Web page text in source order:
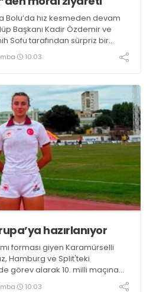
Bolu’da hız kesmeden devam
Başkanı Kadir Özdemir ve
Sofu tarafından sürpriz bir
10:03
hazırlanıyor
forması giyen Karamürselli
Hamburg ve Split'teki
görev alarak 10. milli maçına
10:03